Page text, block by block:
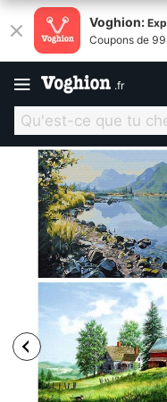
Voghion:
Coupons de
.fr